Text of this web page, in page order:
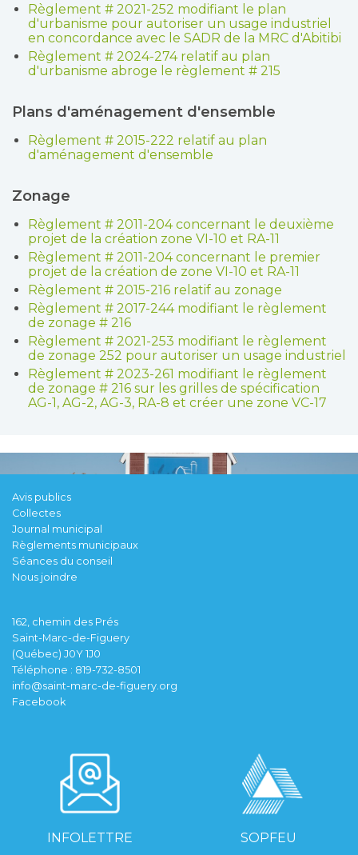
Règlement # 2021-252 modifiant le plan
d'urbanisme pour autoriser un usage industriel
en concordance avec le SADR de la MRC d'Abitibi
Règlement # 2024-274 relatif au plan
d'urbanisme abroge le règlement # 215
Plans d'aménagement d'ensemble
Règlement # 2015-222 relatif au plan
d'aménagement d'ensemble
Zonage
Règlement # 2011-204 concernant le deuxième
projet de la création zone VI-10 et RA-11
Règlement # 2011-204 concernant le premier
projet de la création de zone VI-10 et RA-11
Règlement # 2015-216 relatif au zonage
Règlement # 2017-244 modifiant le règlement
de zonage # 216
Règlement # 2021-253 modifiant le règlement
de zonage 252 pour autoriser un usage industriel
Règlement # 2023-261 modifiant le règlement
de zonage # 216 sur les grilles de spécification
AG-1, AG-2, AG-3, RA-8 et créer une zone VC-17
Avis publics
Collectes
Journal municipal
Règlements municipaux
Séances du conseil
Nous joindre
162, chemin des Prés
Saint-Marc-de-Figuery
(Québec) J0Y 1J0
Téléphone : 819-732-8501
info@saint-marc-de-figuery.org
Facebook
INFOLETTRE SOPFEU